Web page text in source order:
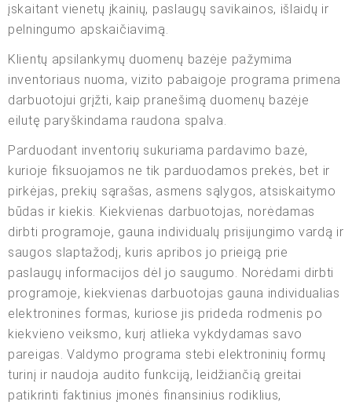
įskaitant vienetų įkainių, paslaugų savikainos, išlaidų ir
pelningumo apskaičiavimą.
Klientų apsilankymų duomenų bazėje pažymima
inventoriaus nuoma, vizito pabaigoje programa primena
darbuotojui grįžti, kaip pranešimą duomenų bazėje
eilutę paryškindama raudona spalva.
Parduodant inventorių sukuriama pardavimo bazė,
kurioje fiksuojamos ne tik parduodamos prekės, bet ir
pirkėjas, prekių sąrašas, asmens sąlygos, atsiskaitymo
būdas ir kiekis. Kiekvienas darbuotojas, norėdamas
dirbti programoje, gauna individualų prisijungimo vardą ir
saugos slaptažodį, kuris apribos jo prieigą prie
paslaugų informacijos dėl jo saugumo. Norėdami dirbti
programoje, kiekvienas darbuotojas gauna individualias
elektronines formas, kuriose jis prideda rodmenis po
kiekvieno veiksmo, kurį atlieka vykdydamas savo
pareigas. Valdymo programa stebi elektroninių formų
turinį ir naudoja audito funkciją, leidžiančią greitai
patikrinti faktinius įmonės finansinius rodiklius,